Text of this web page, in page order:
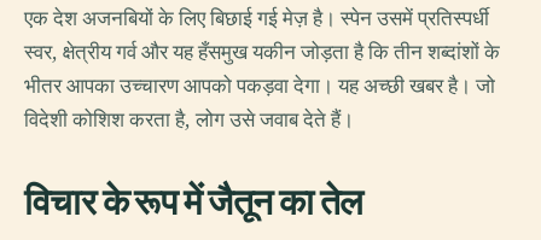
एक देश अजनबियों के लिए बिछाई गई मेज़ है। स्पेन उसमें प्रतिस्पर्धी
स्वर, क्षेत्रीय गर्व और यह हँसमुख यकीन जोड़ता है कि तीन शब्दांशों के
भीतर आपका उच्चारण आपको पकड़वा देगा। यह अच्छी खबर है। जो
विदेशी कोशिश करता है, लोग उसे जवाब देते हैं।
विचार के रूप में जैतून का तेल